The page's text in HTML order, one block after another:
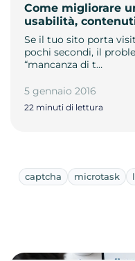
Come migliorare
usabilità,
Se il tuo sito porta
pochi secondi, il
“mancanza di t…
5 gennaio 2016
22 minuti di lettura
captcha microtask